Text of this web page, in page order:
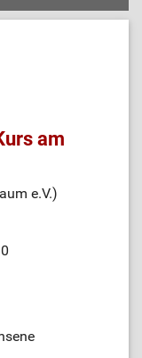
am
e.V.)